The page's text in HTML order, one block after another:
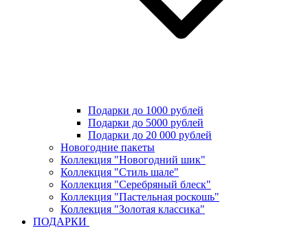
Подарки до 1000 рублей
Подарки до 5000 рублей
Подарки до 20 000 рублей
Новогодние пакеты
Коллекция "Новогодний шик"
Коллекция "Стиль шале"
Коллекция "Серебряный блеск"
Коллекция "Пастельная роскошь"
Коллекция "Золотая классика"
ПОДАРКИ